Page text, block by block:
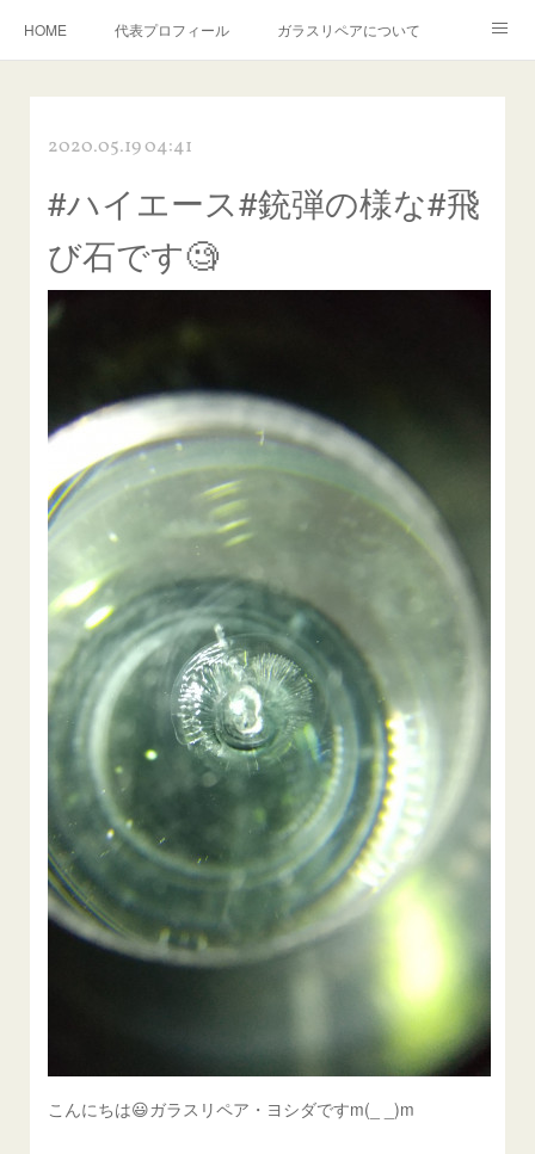
HOME 代表プロフィール ガラスリペアについて
飛び石施工料金について
当店へのアクセス 建築ガラスキズ取り・研磨・磨き
【プロ使用】フッ素系ガラストリートメント『アクアペル』
当店の良心的価格の理由について
欧州車モールの白サビやシミを落とす！
2020.05.19 04:41
#ハイエース#銃弾の様な#飛
び石です🧐
こんにちは😃ガラスリペア・ヨシダですm(_ _)m